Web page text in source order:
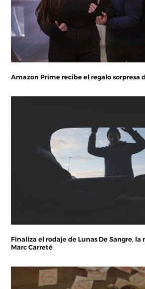
Amazon Prime recibe el regalo sorpresa
Finaliza el rodaje de Lunas De Sangre,
Marc Carreté